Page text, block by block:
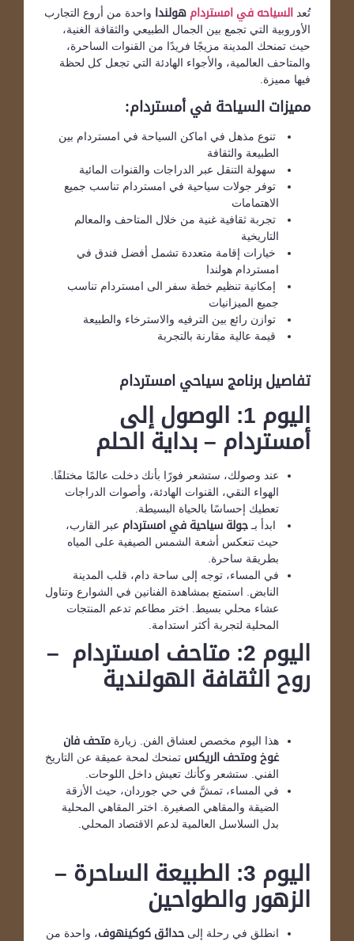
تُعد السياحه في امستردام هولندا واحدة من أروع التجارب
الأوروبية التي تجمع بين الجمال الطبيعي والثقافة الغنية،
حيث تمنحك المدينة مزيجًا فريدًا من القنوات الساحرة،
والمتاحف العالمية، والأجواء الهادئة التي تجعل كل لحظة
فيها مميزة.
مميزات السياحة في أمستردام:
تنوع مذهل في اماكن السياحة في امستردام بين
الطبيعة والثقافة
سهولة التنقل عبر الدراجات والقنوات المائية
توفر جولات سياحية في امستردام تناسب جميع
الاهتمامات
تجربة ثقافية غنية من خلال المتاحف والمعالم
التاريخية
خيارات إقامة متعددة تشمل أفضل فندق في
امستردام هولندا
إمكانية تنظيم خطة سفر الى امستردام تناسب
جميع الميزانيات
توازن رائع بين الترفيه والاسترخاء والطبيعة
قيمة عالية مقارنة بالتجربة
تفاصيل برنامج سياحي امستردام
اليوم 1: الوصول إلى
أمستردام – بداية الحلم
عند وصولك، ستشعر فورًا بأنك دخلت عالمًا مختلفًا.
الهواء النقي، القنوات الهادئة، وأصوات الدراجات
تعطيك إحساسًا بالحياة البسيطة.
ابدأ بـ جولة سياحية في امستردام عبر القارب،
حيث تنعكس أشعة الشمس الصيفية على المياه
بطريقة ساحرة.
في المساء، توجه إلى ساحة دام، قلب المدينة
النابض. استمتع بمشاهدة الفنانين في الشوارع وتناول
عشاء محلي بسيط. اختر مطاعم تدعم المنتجات
المحلية لتجربة أكثر استدامة.
اليوم 2: متاحف امستردام –
روح الثقافة الهولندية
هذا اليوم مخصص لعشاق الفن. زيارة متحف فان
غوخ ومتحف الريكس تمنحك لمحة عميقة عن التاريخ
الفني. ستشعر وكأنك تعيش داخل اللوحات.
في المساء، تمشَّ في حي جوردان، حيث الأزقة
الضيقة والمقاهي الصغيرة. اختر المقاهي المحلية
بدل السلاسل العالمية لدعم الاقتصاد المحلي.
اليوم 3: الطبيعة الساحرة –
الزهور والطواحين
انطلق في رحلة إلى حدائق كوكينهوف، واحدة من